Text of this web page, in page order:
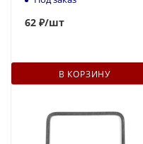
62 ₽/шт
В КОРЗИНУ